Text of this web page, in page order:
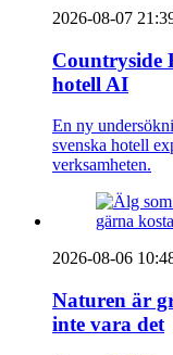
2026-08-07
Countryside
hotell AI
En ny
svenska hotell
verksamheten.
2026-08-06
Naturen är
inte vara det